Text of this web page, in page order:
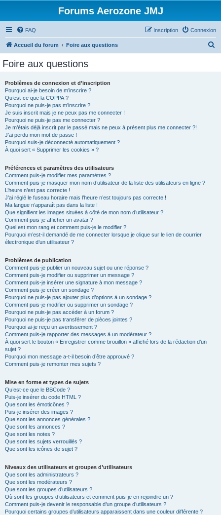
Forums Aerozone JMJ
FAQ Connexion
Inscription
Accueil du forum Foire aux questions
Foire aux questions
Problèmes de connexion et d’inscription
Pourquoi ai-je besoin de m’inscrire ?
Qu’est-ce que la COPPA ?
Pourquoi ne puis-je pas m’inscrire ?
Je suis inscrit mais je ne peux pas me connecter !
Pourquoi ne puis-je pas me connecter ?
Je m’étais déjà inscrit par le passé mais ne peux à présent plus me connecter ?!
J’ai perdu mon mot de passe !
Pourquoi suis-je déconnecté automatiquement ?
À quoi sert « Supprimer les cookies » ?
Préférences et paramètres des utilisateurs
Comment puis-je modifier mes paramètres ?
Comment puis-je masquer mon nom d’utilisateur de la liste des utilisateurs en ligne ?
L’heure n’est pas correcte !
J’ai réglé le fuseau horaire mais l’heure n’est toujours pas correcte !
Ma langue n’apparaît pas dans la liste !
Que signifient les images situées à côté de mon nom d’utilisateur ?
Comment puis-je afficher un avatar ?
Quel est mon rang et comment puis-je le modifier ?
Pourquoi m’est-il demandé de me connecter lorsque je clique sur le lien de courrier
électronique d’un utilisateur ?
Problèmes de publication
Comment puis-je publier un nouveau sujet ou une réponse ?
Comment puis-je modifier ou supprimer un message ?
Comment puis-je insérer une signature à mon message ?
Comment puis-je créer un sondage ?
Pourquoi ne puis-je pas ajouter plus d’options à un sondage ?
Comment puis-je modifier ou supprimer un sondage ?
Pourquoi ne puis-je pas accéder à un forum ?
Pourquoi ne puis-je pas transférer de pièces jointes ?
Pourquoi ai-je reçu un avertissement ?
Comment puis-je rapporter des messages à un modérateur ?
À quoi sert le bouton « Enregistrer comme brouillon » affiché lors de la rédaction d’un
sujet ?
Pourquoi mon message a-t-il besoin d’être approuvé ?
Comment puis-je remonter mes sujets ?
Mise en forme et types de sujets
Qu’est-ce que le BBCode ?
Puis-je insérer du code HTML ?
Que sont les émoticônes ?
Puis-je insérer des images ?
Que sont les annonces générales ?
Que sont les annonces ?
Que sont les notes ?
Que sont les sujets verrouillés ?
Que sont les icônes de sujet ?
Niveaux des utilisateurs et groupes d’utilisateurs
Que sont les administrateurs ?
Que sont les modérateurs ?
Que sont les groupes d’utilisateurs ?
Où sont les groupes d’utilisateurs et comment puis-je en rejoindre un ?
Comment puis-je devenir le responsable d’un groupe d’utilisateurs ?
Pourquoi certains groupes d’utilisateurs apparaissent dans une couleur différente ?